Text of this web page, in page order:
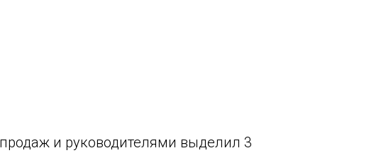
и руководителями выделил 3